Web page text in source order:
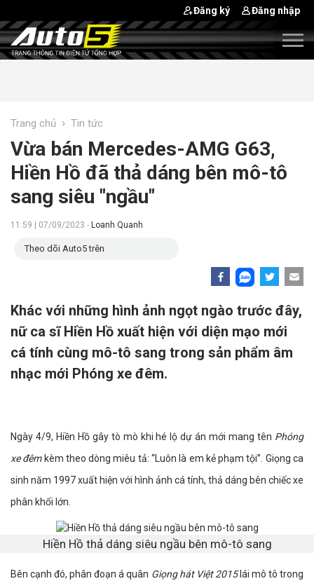
Đăng ký Đăng nhập
Trang chủ › Tin tức
Vừa bán Mercedes-AMG G63,
Hiền Hồ đã thả dáng bên mô-tô
sang siêu "ngầu"
11:59 | 07/09/2023 - Loanh Quanh
Theo dõi Auto5 trên
Khác với những hình ảnh ngọt ngào trước đây,
nữ ca sĩ Hiền Hồ xuất hiện với diện mạo mới
cá tính cùng mô-tô sang trong sản phẩm âm
nhạc mới Phóng xe đêm.
Ngày 4/9, Hiền Hồ gây tò mò khi hé lộ dự án mới mang tên Phóng
xe đêmkèm theo dòng miêu tả: “Luôn là em kẻ phạm tội”. Giọng ca
sinh năm 1997 xuất hiện với hình ảnh cá tính, thả dáng bên chiếc xe
phân khối lớn.
Hiền Hồ thả dáng siêu ngầu bên mô-tô sang
Bên cạnh đó, phân đoạn á quân Giọng hát Việt 2015lái mô tô trong